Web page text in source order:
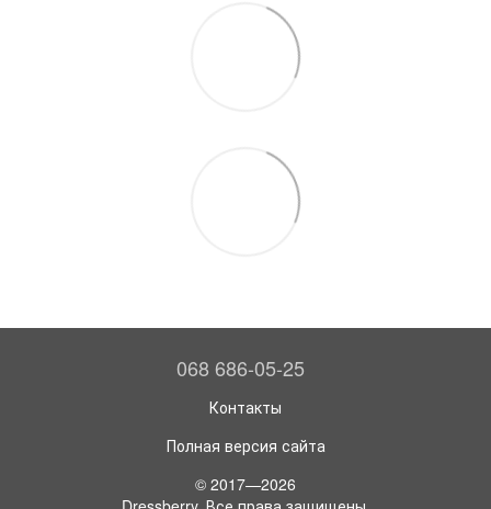
068 686-05-25
Контакты
Полная версия сайта
© 2017—2026